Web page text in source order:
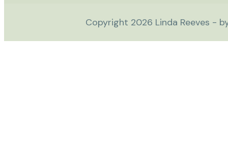
Copyright 2026 Linda Reeves -